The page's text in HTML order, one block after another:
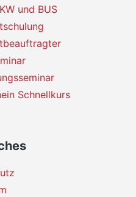
und BUS
Schnellkurs